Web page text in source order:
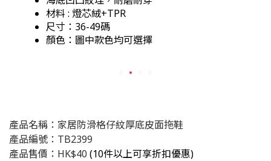
材料 : 燈芯絨+TPR
尺寸：36-49碼
顏色：圖中款色均可選擇
產品名稱：家居防滑格仔紋厚底皮面拖鞋
產品編號：TB2399
產品售價：HK$40 (10件以上可享折扣優惠)